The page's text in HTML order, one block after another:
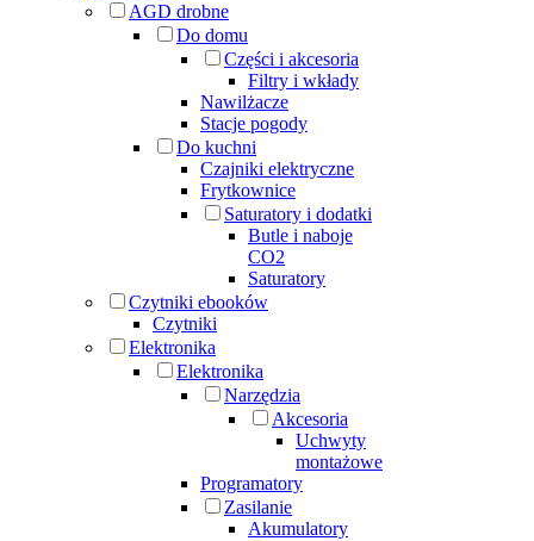
AGD drobne
Do domu
Części i akcesoria
Filtry i wkłady
Nawilżacze
Stacje pogody
Do kuchni
Czajniki elektryczne
Frytkownice
Saturatory i dodatki
Butle i naboje
CO2
Saturatory
Czytniki ebooków
Czytniki
Elektronika
Elektronika
Narzędzia
Akcesoria
Uchwyty
montażowe
Programatory
Zasilanie
Akumulatory